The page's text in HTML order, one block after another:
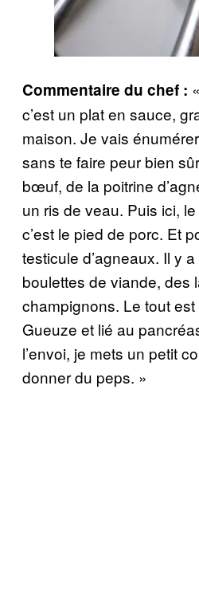
Commentaire du chef :
c’est un plat en sauce,
maison. Je vais
sans te faire peur bien
bœuf, de la poitrine
un ris de veau. Puis ici,
c’est le pied de porc. Et
testicule d’agneaux. Il y
boulettes de viande, des
champignons. Le tout
Gueuze et lié au
l’envoi, je mets un petit
donner du peps. »